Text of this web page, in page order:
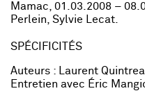
Mamac, 01.03.2008 –
Perlein, Sylvie Lecat.
SPÉCIFICITÉS
Auteurs : Laurent
Entretien avec Éric